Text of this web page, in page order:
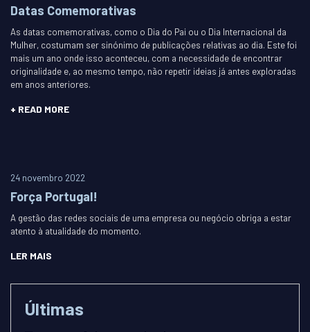
Datas Comemorativas
As datas comemorativas, como o Dia do Pai ou o Dia Internacional da
Mulher, costumam ser sinónimo de publicações relativas ao dia. Este foi
mais um ano onde isso aconteceu, com a necessidade de encontrar
originalidade e, ao mesmo tempo, não repetir ideias já antes exploradas
em anos anteriores.
+ READ MORE
24 novembro 2022
Força Portugal!
A gestão das redes sociais de uma empresa ou negócio obriga a estar
atento à atualidade do momento.
LER MAIS
Últimas